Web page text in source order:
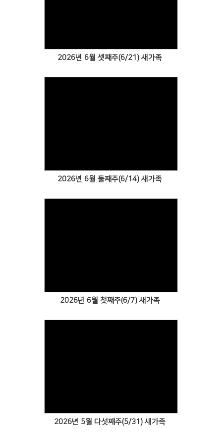
2026년 6월 셋째주(6/21) 새가족
2026년 6월 둘째주(6/14) 새가족
2026년 6월 첫째주(6/7) 새가족
2026년 5월 다섯째주(5/31) 새가족